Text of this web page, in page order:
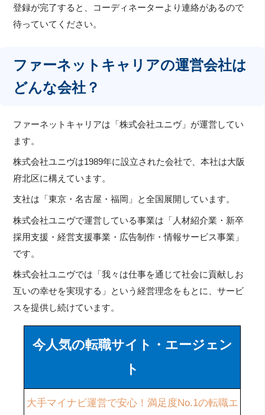
登録が完了すると、コーディネーターより連絡があるので
待っていてください。
ファーネットキャリアの運営会社は
どんな会社？
ファーネットキャリアは「株式会社ユニヴ」が運営してい
ます。
株式会社ユニヴは1989年に設立された会社で、本社は大阪
府北区に構えています。
支社は「東京・名古屋・福岡」と全国展開しています。
株式会社ユニヴで運営している事業は「人材紹介業・新卒
採用支援・経営支援事業・広告制作・情報サービス事業」
です。
株式会社ユニヴでは「我々は仕事を通じて社会に貢献しお
互いの幸せを実現する」という経営理念をもとに、サービ
スを提供し続けています。
今人気の転職サイト・エージェン
ト
大手マイナビ運営で安心！満足度No.1の転職エ